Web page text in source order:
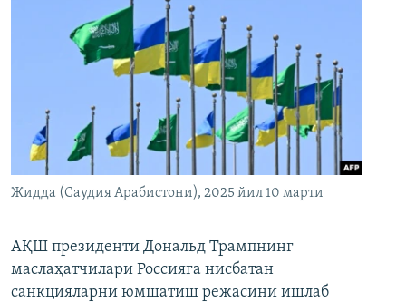
Жидда (Саудия Арабистони), 2025 йил 10 марти
АҚШ президенти Дональд Трампнинг
маслаҳатчилари Россияга нисбатан
санкцияларни юмшатиш режасини ишлаб